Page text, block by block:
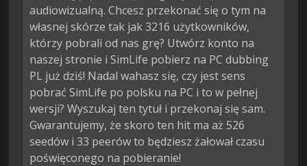
audiowizualną. Chcesz przekonać się o tym na
własnej skórze tak jak 3216 użytkowników,
którzy pobrali od nas grę? Utwórz konto na
naszej stronie i SimLife pobierz na PC dubbing
PL już dziś! Nadal wahasz się, czy jest sens
pobrać SimLife po polsku na PC i to w pełnej
wersji? Wyszukaj ten tytuł i przekonaj się sam.
Gwarantujemy, że skoro ten hit ma aż 526
seedów i 33 peerów to będziesz żałował czasu
poświęconego na pobieranie!